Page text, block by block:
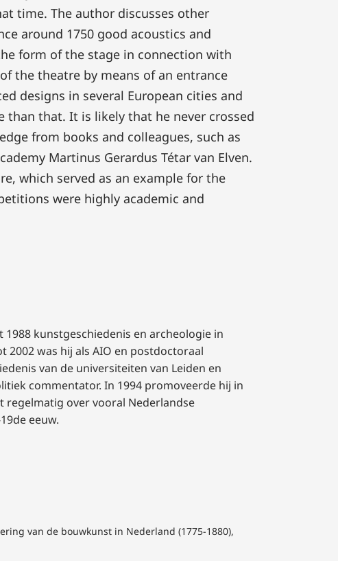
time. The author discusses other
around 1750 good acoustics and
form of the stage in connection with
the theatre by means of an entrance
designs in several European cities and
than that. It is likely that he never crossed
from books and colleagues, such as
Martinus Gerardus Tétar van Elven.
which served as an example for the
were highly academic and
kunstgeschiedenis en archeologie in
was hij als AIO en postdoctoraal
van de universiteiten van Leiden en
commentator. In 1994 promoveerde hij in
regelmatig over vooral Nederlandse
eeuw.
van de bouwkunst in Nederland (1775-1880),